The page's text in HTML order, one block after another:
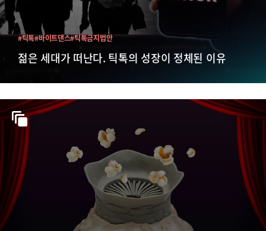
젊은 세대가 떠난다. 틱톡의 성장이 정체된 이유
#틱톡#바이트댄스#틱톡금지법안